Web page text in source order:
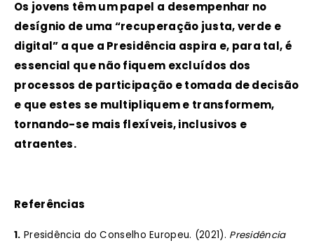
Os jovens têm um papel a desempenhar no
desígnio de uma “recuperação justa, verde e
digital” a que a Presidência aspira e, para tal, é
essencial que não fiquem excluídos dos
processos de participação e tomada de decisão
e que estes se multipliquem e transformem,
tornando-se mais flexíveis, inclusivos e
atraentes.
Referências
1. Presidência do Conselho Europeu. (2021). Presidência